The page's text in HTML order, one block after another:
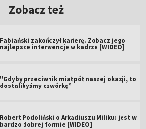
Zobacz też
Fabiański zakończył karierę. Zobacz jego
najlepsze interwencje w kadrze [WIDEO]
"Gdyby przeciwnik miał pół naszej okazji, to
dostalibyśmy czwórkę”
Robert Podoliński o Arkadiuszu Miliku: jest w
bardzo dobrej formie [WIDEO]